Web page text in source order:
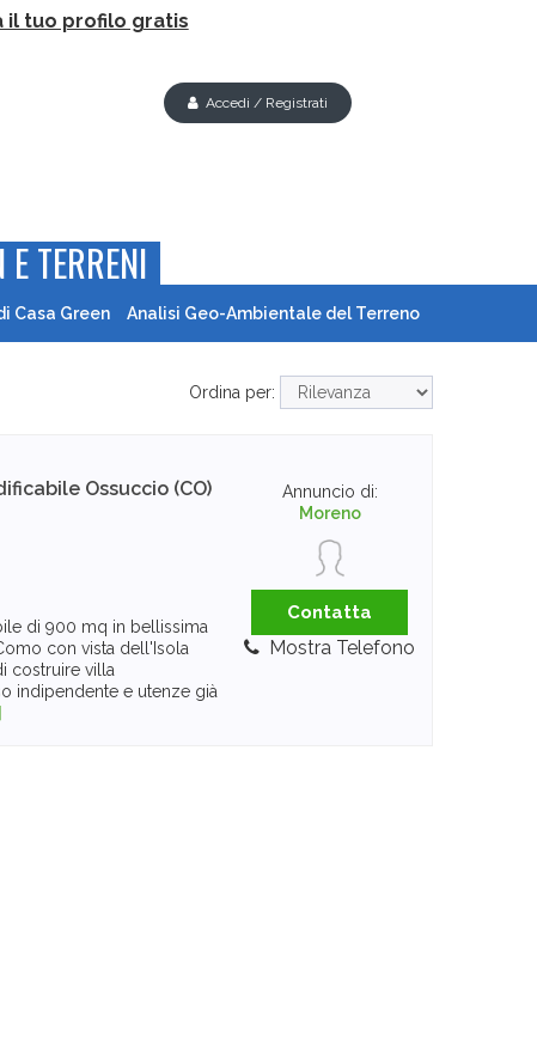
il tuo profilo gratis
Accedi / Registrati
E TERRENI
Casa Green Analisi Geo-Ambientale del Terreno
Ordina per:
Ossuccio (CO)
di 900 mq in bellissima
con vista dell'Isola
costruire villa
indipendente e utenze già
Annuncio di:
Moreno
Contatta
Mostra Telefono